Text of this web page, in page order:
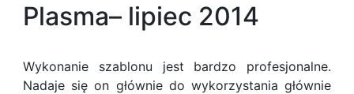
Plasma– lipiec 2014
Wykonanie szablonu jest bardzo profesjonalne.
Nadaje się on głównie do wykorzystania głównie